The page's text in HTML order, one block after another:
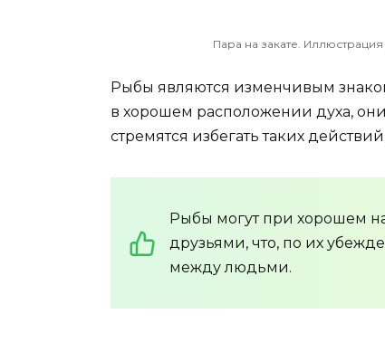
Пара на закате. Иллюстрация
Рыбы являются изменчивым
в хорошем расположении духа,
стремятся избегать таких
Рыбы могут при хорошем
друзьями, что, по их
между людьми.